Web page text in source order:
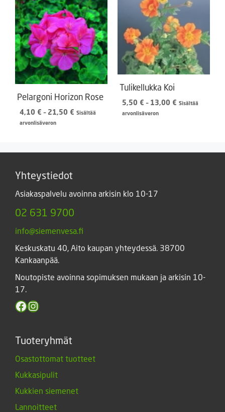
Pelargoni Horizon Rose
4,10 € – 21,50 € Hintaluokka:
Sisältää
arvonlisäveron
Tulikellukka Koi
5,50 € – 13,00 € Hintaluokka:
Sisältää
arvonlisäveron
Yhteystiedot
Asiakaspalvelu avoinna arkisin klo 10-17
02 631 9700
info@siemenvesa.fi
Keskuskatu 40, Aito kaupan yhteydessä. 38700
Kankaanpää.
Noutopiste avoinna sopimuksen mukaan ja arkisin 10-
17.
Facebook
Instagram
Tuoteryhmät
Osastottomat tuotteet
Kukkasipulit
Kukkien siemenet
Lannoitteet